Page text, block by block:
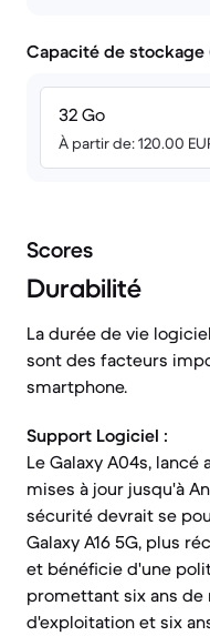
Capacité de stockage
32 Go
À partir de: 120.00
Scores
Durabilité
La durée de vie
sont des facteurs
smartphone.
Support Logiciel :
Le Galaxy A04s, lancé
mises à jour jusqu'à
sécurité devrait se
Galaxy A16 5G, plus
et bénéficie d'une
promettant six ans
d'exploitation et six